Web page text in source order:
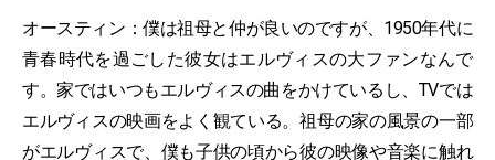
オースティン：僕は祖母と仲が良いのですが、1950年代に
青春時代を過ごした彼女はエルヴィスの大ファンなんで
す。家ではいつもエルヴィスの曲をかけているし、TVでは
エルヴィスの映画をよく観ている。祖母の家の風景の一部
がエルヴィスで、僕も子供の頃から彼の映像や音楽に触れ